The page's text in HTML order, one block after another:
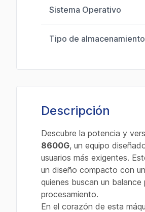
Sistema Operativo
Tipo de almacenamiento
Descripción
Descubre la potencia y
8600G, un equipo
usuarios más exigentes.
un diseño compacto con
quienes buscan un
procesamiento.
En el corazón de esta